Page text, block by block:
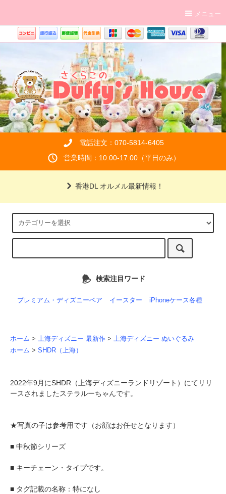
メニュー
電話注文：070-5814-6405
営業時間：10:00-17:00（平日のみ）
香港DL オルメル最新情報！
検索注目ワード
プレミアム・ディズニーベア イースター iPhoneケース各種
ホーム > 上海ディズニー 最新作 > 上海ディズニー ぬいぐるみ
ホーム > SHDR（上海）
2022年9月にSHDR（上海ディズニーランドリゾート）にてリリ
ースされましたステラルーちゃんです。
★写真の子は参考用です（お顔はお任せとなります）
■ 中秋節シリーズ
■ キーチェーン・タイプです。
■ タグ記載の名称：特になし